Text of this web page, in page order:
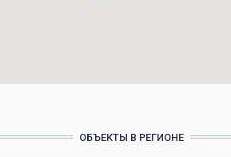
ОБЪЕКТЫ В РЕГИОНЕ